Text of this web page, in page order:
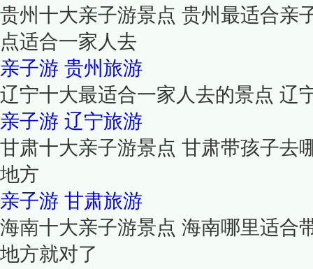
贵州十大亲子游景点 贵州最适合亲
点适合一家人去
亲子游 贵州旅游
辽宁十大最适合一家人去的景点 辽
亲子游 辽宁旅游
甘肃十大亲子游景点 甘肃带孩子去
地方
亲子游 甘肃旅游
海南十大亲子游景点 海南哪里适合
地方就对了